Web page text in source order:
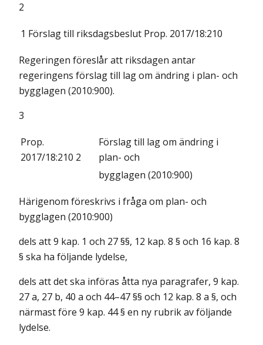
2
1 Förslag till riksdagsbeslut Prop. 2017/18:210
Regeringen föreslår att riksdagen antar
regeringens förslag till lag om ändring i plan- och
bygglagen (2010:900).
3
Prop.
2017/18:210 2
Förslag till lag om ändring i
plan- och
bygglagen (2010:900)
Härigenom föreskrivs i fråga om plan- och
bygglagen (2010:900)
dels att 9 kap. 1 och 27 §§, 12 kap. 8 § och 16 kap. 8
§ ska ha följande lydelse,
dels att det ska införas åtta nya paragrafer, 9 kap.
27 a, 27 b, 40 a och 44–47 §§ och 12 kap. 8 a §, och
närmast före 9 kap. 44 § en ny rubrik av följande
lydelse.